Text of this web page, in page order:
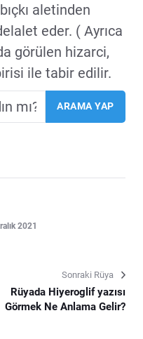
aletinden
eder. ( Ayrıca
görülen hizarci,
ile tabir edilir.
2021
Sonraki Rüya
Rüyada Hiyeroglif yazısı
Görmek Ne Anlama Gelir?